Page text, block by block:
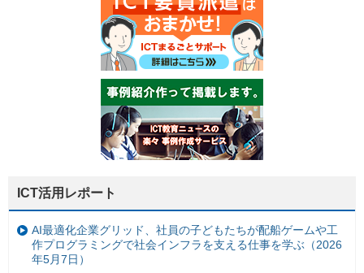
ICT活用レポート
AI最適化企業グリッド、社員の子どもたちが配船ゲームや工
作プログラミングで社会インフラを支える仕事を学ぶ（2026
年5月7日）